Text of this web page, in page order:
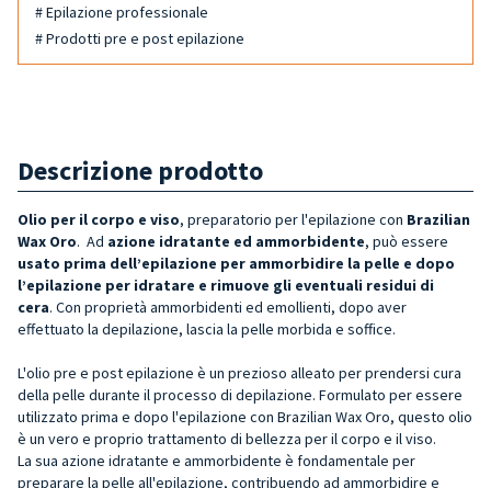
# Epilazione professionale
# Prodotti pre e post epilazione
Descrizione prodotto
Olio per il corpo e viso, preparatorio per l'epilazione con Brazilian
Wax Oro. Ad azione idratante ed ammorbidente, può essere
usato prima dell’epilazione per ammorbidire la pelle e dopo
l’epilazione per idratare e rimuove gli eventuali residui di
cera. Con proprietà ammorbidenti ed emollienti, dopo aver
effettuato la depilazione, lascia la pelle morbida e soffice.
L'olio pre e post epilazione è un prezioso alleato per prendersi cura
della pelle durante il processo di depilazione. Formulato per essere
utilizzato prima e dopo l'epilazione con Brazilian Wax Oro, questo olio
è un vero e proprio trattamento di bellezza per il corpo e il viso.
La sua azione idratante e ammorbidente è fondamentale per
preparare la pelle all'epilazione, contribuendo ad ammorbidire e